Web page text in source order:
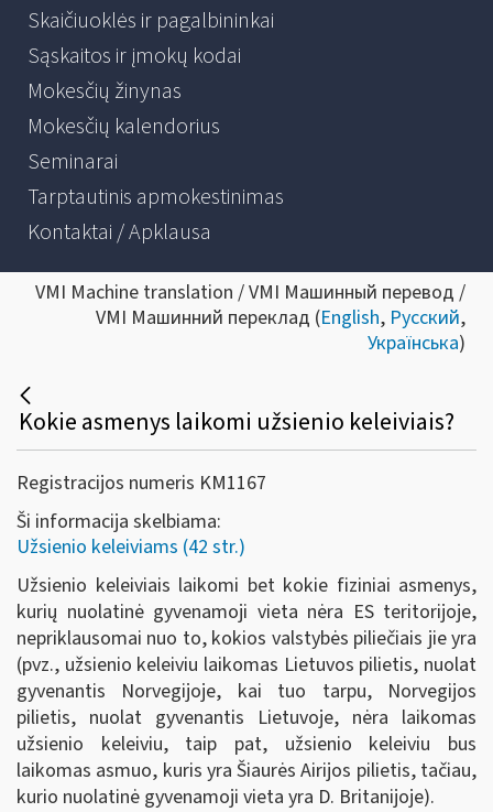
Skaičiuoklės ir pagalbininkai
Sąskaitos ir įmokų kodai
Mokesčių žinynas
Mokesčių kalendorius
Seminarai
Tarptautinis apmokestinimas
Kontaktai / Apklausa
VMI Machine translation / VMI Машинный перевод /
VMI Машинний переклад (English, Русский,
Українська)
Kokie asmenys laikomi užsienio keleiviais?
Registracijos numeris KM1167
Ši informacija skelbiama:
Užsienio keleiviams (42 str.)
Užsienio keleiviais laikomi bet kokie fiziniai asmenys,
kurių nuolatinė gyvenamoji vieta nėra ES teritorijoje,
nepriklausomai nuo to, kokios valstybės piliečiais jie yra
(pvz., užsienio keleiviu laikomas Lietuvos pilietis, nuolat
gyvenantis Norvegijoje, kai tuo tarpu, Norvegijos
pilietis, nuolat gyvenantis Lietuvoje, nėra laikomas
užsienio keleiviu, taip pat, užsienio keleiviu bus
laikomas asmuo, kuris yra Šiaurės Airijos pilietis, tačiau,
kurio nuolatinė gyvenamoji vieta yra D. Britanijoje).